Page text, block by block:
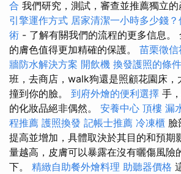
合 我們研究，測試，審查並推薦獨立的
引擎運作方式 居家清潔一小時多少錢
術 - 了解有關我們的流程的更多信息。
的膚色值得更加精確的保護。 苗栗徵信
牆防水解決方案 開飲機 換發護照的條
班，去商店，walk狗還是照顧花園床，
撞到你的臉。 到府外燴的便利選擇 手
的化妝品絕非偶然。 安養中心 頂樓 漏
程推薦 護照換發 記帳士推薦 冷凍櫃 臉
提高並增加，具體取決於其目的和預期
量越高，皮膚可以暴露在沒有曬傷風險
下。 精緻自助餐外燴料理 助聽器價格